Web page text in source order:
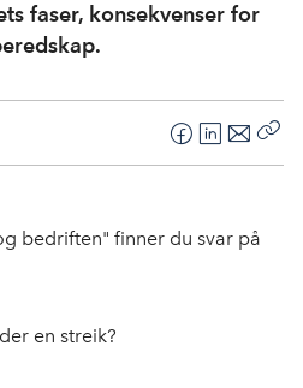
faser, konsekvenser for
F
a
e
L
i
k
E
-
o
bedriften" finner du svar på
en streik?